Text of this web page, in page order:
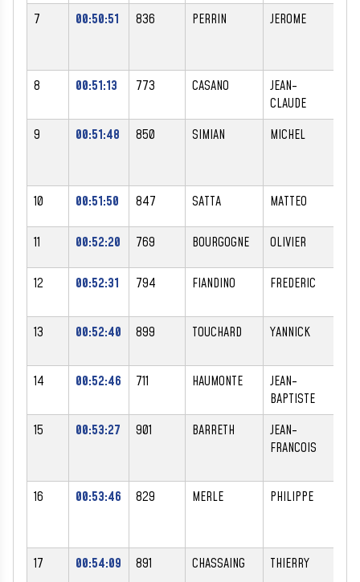
7 00:50:51 836 PERRIN JEROME
8 00:51:13 773 CASANO
JEAN-
CLAUDE
9 00:51:48 850 SIMIAN MICHEL
10 00:51:50 847 SATTA MATTEO
11 00:52:20 769 BOURGOGNE OLIVIER
12 00:52:31 794 FIANDINO FREDERIC
13 00:52:40 899 TOUCHARD YANNICK
14 00:52:46 711 HAUMONTE
JEAN-
BAPTISTE
15 00:53:27 901 BARRETH
JEAN-
FRANCOIS
16 00:53:46 829 MERLE PHILIPPE
17 00:54:09 891 CHASSAING THIERRY